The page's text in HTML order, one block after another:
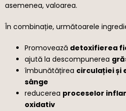
asemenea, valoarea.
În combinație, următoarele
Promovează detoxifierea
ajută la descompunerea
îmbunătățirea circulației și
sânge
reducerea proceselor
oxidativ